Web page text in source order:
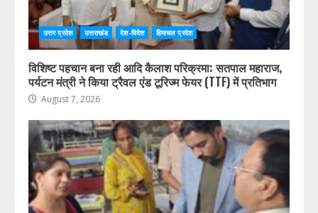
उत्तर प्रदेश उत्तराखंड देश-विदेश हिमाचल प्रदेश
विशिष्ट पहचान बना रही आदि कैलाश परिक्रमा: सतपाल महाराज,
पर्यटन मंत्री ने किया ट्रैवल एंड टूरिज्म फेयर (TTF) में प्रतिभाग
August 7, 2026